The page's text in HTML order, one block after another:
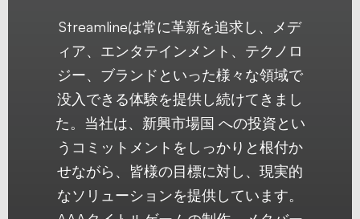
Streamlineは常に革新を追求し、メデ
ィア、エンタテインメント、テクノロ
ジー、ブランドといった様々な領域で
没入できる体験を提供し続けてきまし
た。当社は、新興市場国 への投資とい
うコミットメントをしっかりと根付か
せながら、皆様の目標に対し、現実的
なソリューションを提供しています。